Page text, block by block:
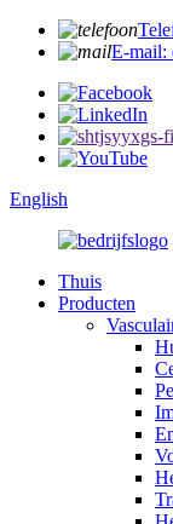
E-mail:
English
Thuis
Producten